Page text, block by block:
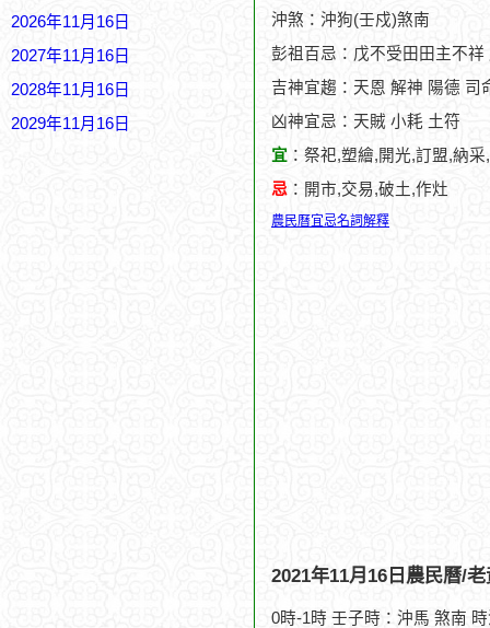
2026年11月16日
2027年11月16日
2028年11月16日
2029年11月16日
沖煞：沖狗(壬戍)煞南
彭祖百忌：戊不受田田主不
吉神宜趨：天恩 解神 陽德 司
凶神宜忌：天賊 小耗 土符
宜 ：祭祀,塑繪,開光,訂盟,納
忌 ：開市,交易,破土,作灶
農民曆宜忌名詞解釋
2021年11月16日農民曆/
0時-1時 壬子時：沖馬 煞南